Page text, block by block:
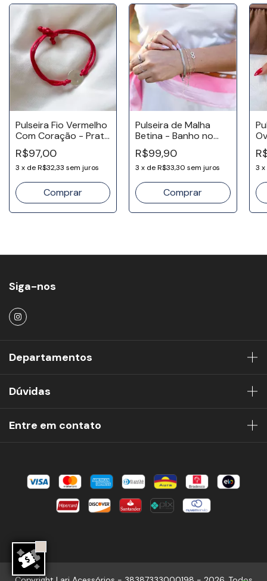
Pulseira Fio Vermelho
Com Coração - Prata
925
R$97,00
3 x deR$32,33 sem juros
Pulseira de Malha
Betina - Banho no
Ródio
R$99,90
3 x deR$33,30 sem juros 3 x
Siga-nos
Departamentos
Dúvidas
Entre em contato